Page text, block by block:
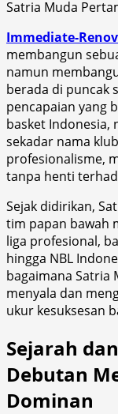
Satria Muda
Immediate-
membangun
namun
berada di puncak
pencapaian yang
basket Indonesia,
sekadar nama
profesionalisme,
tanpa henti
Sejak didirikan,
tim papan bawah
liga profesional,
hingga NBL
bagaimana Satria
menyala dan
ukur kesuksesan
Sejarah
Debutan
Dominan